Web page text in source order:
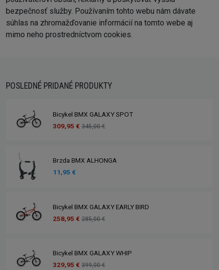
bezpečnosť služby. Používaním tohto webu nám dávate
súhlas na zhromažďovanie informácií na tomto webe aj
mimo neho prostredníctvom cookies.
POSLEDNÉ PRIDANÉ PRODUKTY
Bicykel BMX GALAXY SPOT
309,95 € 345,00 €
Brzda BMX ALHONGA
11,95 €
Bicykel BMX GALAXY EARLY BIRD
258,95 € 285,00 €
Bicykel BMX GALAXY WHIP
329,95 € 399,00 €